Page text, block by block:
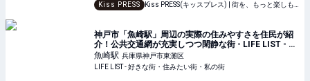
Kiss PRESS
神戸市「魚崎駅」周辺の実際の住みやすさを住民が紹
介！公共交通網が充実しつつ閑静な街 - LIFE LIST - 好
きな街・住みたい街・私の街
魚崎駅 兵庫県神戸市東灘区
LIFE LIST - 好きな街・住みたい街・私の街